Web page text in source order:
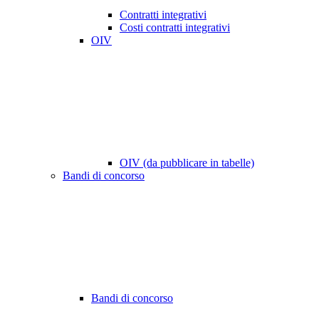
Contratti integrativi
Costi contratti integrativi
OIV
OIV (da pubblicare in tabelle)
Bandi di concorso
Bandi di concorso